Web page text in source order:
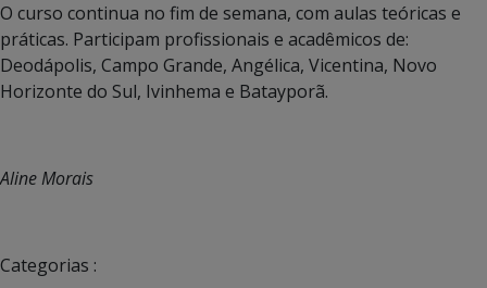
O curso continua no fim de semana, com aulas teóricas e
práticas. Participam profissionais e acadêmicos de:
Deodápolis, Campo Grande, Angélica, Vicentina, Novo
Horizonte do Sul, Ivinhema e Batayporã.
Aline Morais
Categorias :